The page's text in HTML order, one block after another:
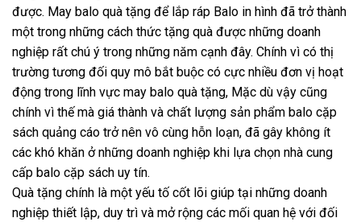
được. May balo quà tặng để lắp ráp Balo in hình đã trở thành
một trong những cách thức tặng quà được những doanh
nghiệp rất chú ý trong những năm cạnh đây. Chính vì có thị
trường tương đối quy mô bắt buộc có cực nhiều đơn vị hoạt
động trong lĩnh vực may balo quà tặng, Mặc dù vậy cũng
chính vì thế mà giá thành và chất lượng sản phẩm balo cặp
sách quảng cáo trở nên vô cùng hỗn loạn, đã gây không ít
các khó khăn ở những doanh nghiệp khi lựa chọn nhà cung
cấp balo cặp sách uy tín.
Quà tặng chính là một yếu tố cốt lõi giúp tại những doanh
nghiệp thiết lập, duy trì và mở rộng các mối quan hệ với đối